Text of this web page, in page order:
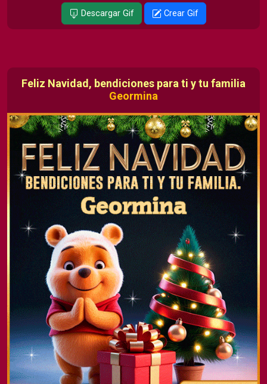
Descargar Gif Crear Gif
Feliz Navidad, bendiciones para ti y tu familia
Geormina